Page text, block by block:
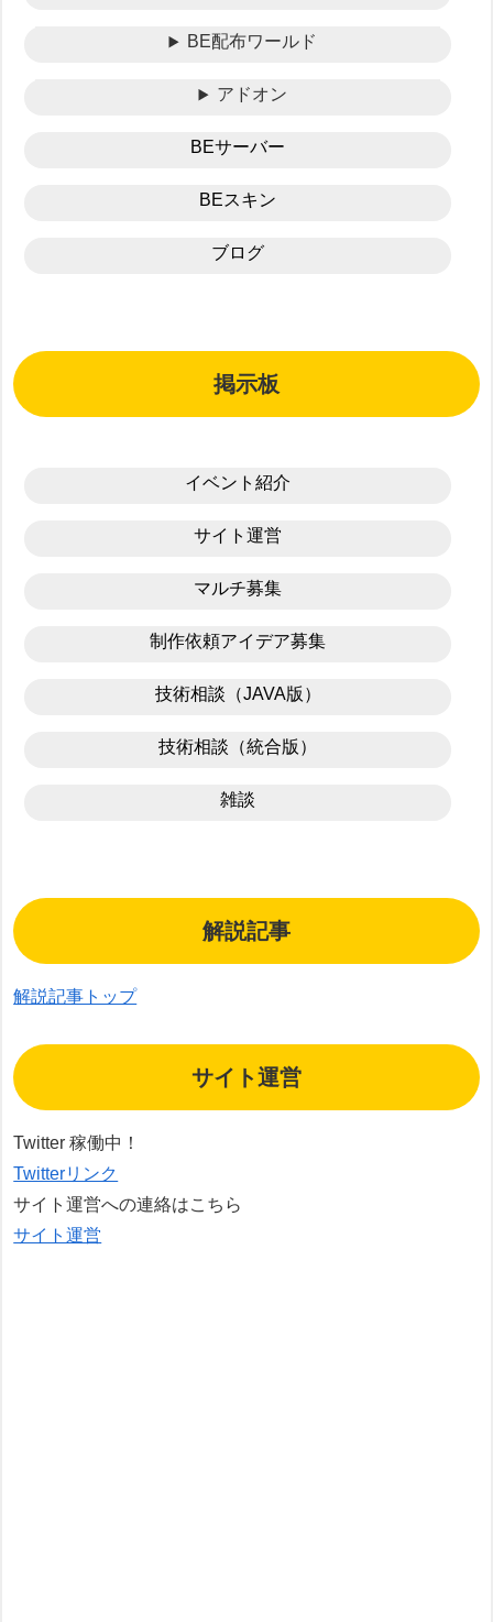
BE配布ワールド
アドオン
BEサーバー
BEスキン
ブログ
掲示板
イベント紹介
サイト運営
マルチ募集
制作依頼アイデア募集
技術相談（JAVA版）
技術相談（統合版）
雑談
解説記事
解説記事トップ
サイト運営
Twitter 稼働中！
Twitterリンク
サイト運営への連絡はこちら
サイト運営